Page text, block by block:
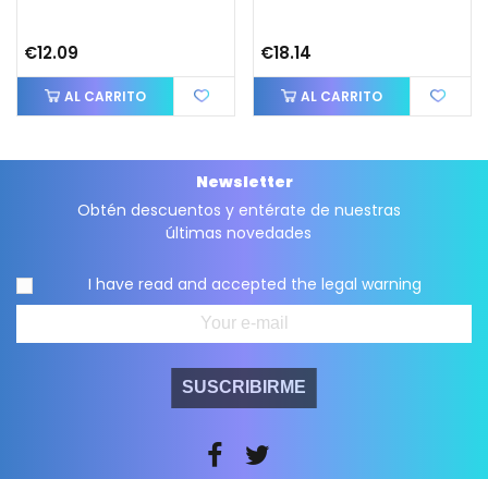
€12.09
AL CARRITO
€18.14
AL CARRITO
Newsletter
Obtén descuentos y entérate de nuestras
últimas novedades
I have read and accepted the legal warning
SUSCRIBIRME